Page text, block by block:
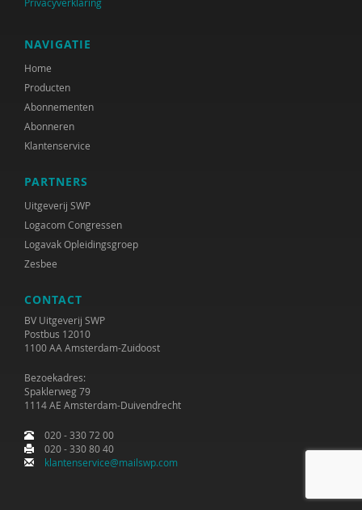
Mies Bezemer
Marc van Bijsterveldt
Niels Bloembergen
Jeroen Boekhoven
Paul Boelen
Marjan Boertjes
Rinke Bok
Ben Boksebeld
Evelyn Boksebeld
Arjan Bolt
NAVIGATIE
Home
Producten
Abonnementen
Abonneren
Klantenservice
PARTNERS
Uitgeverij SWP
Logacom Congressen
Logavak Opleidingsgroep
Zesbee
CONTACT
BV Uitgeverij SWP
Postbus 12010
1100 AA Amsterdam-Zuidoost
Bezoekadres:
Spaklerweg 79
1114 AE Amsterdam-Duivendrecht
020 - 330 72 00
020 - 330 80 40
klantenservice@mailswp.com